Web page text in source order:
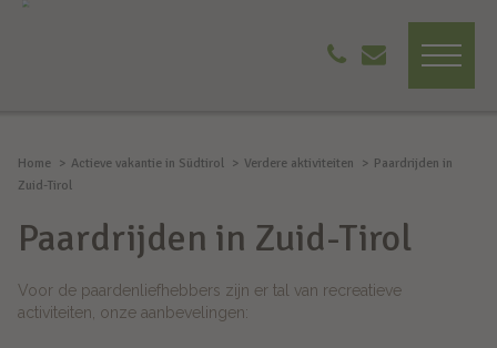
Home Actieve vakantie in Südtirol Verdere aktiviteiten
Paardrijden in
Zuid-Tirol
Paardrijden in Zuid-Tirol
Voor de paardenliefhebbers zijn er tal van recreatieve
activiteiten, onze aanbevelingen: